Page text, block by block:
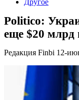
Другое
Politico:
еще $20 млрд
Редакция Finbi 12-